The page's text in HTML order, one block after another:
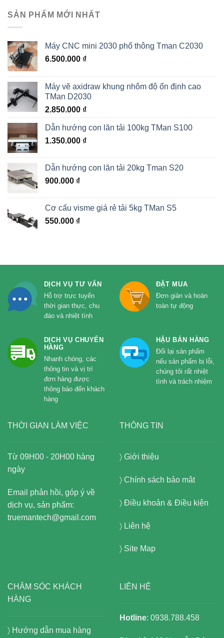
SẢN PHẨM MỚI NHẤT
Máy CNC mini 2030 phổ thông Tman C2030
6.500.000 ₫
Máy vẽ axidraw khung nhôm độ ổn định cao
TMan D2030
2.850.000 ₫
Dẫn hướng con lăn tải 100kg TMan S100
1.350.000 ₫
Dẫn hướng con lăn tải 20kg Tman S20
900.000 ₫
Cơ cấu visme giá rẻ tải 5kg TMan S5
550.000 ₫
DỊCH VỤ TƯ VẤN
Hỗ trợ trực tuyến
thời gian thực, chu
đáo và nhiệt tình
ĐẶT MUA
Đơn giản và hoàn
toàn tự động
DỊCH VỤ CHUYỂN
HÀNG
Nhanh chóng, các
thông tin và vị trí
đơn hàng được
thông báo đến khách
hàng
HẬU BÁN HÀNG
Đổi lại sản phẩm
nếu sản phẩm bị lỗi,
chúng tôi rất nhiệt
tình và trách nhiệm
THỜI GIAN LÀM VIỆC
Từ 09H00 - 20H00 hàng
ngày
Email phản hồi, góp ý về
dịch vụ, sản phẩm:
truemantech@gmail.com
THÔNG TIN
〉 Giới thiệu
〉 Chính sách bảo mât
〉 Điều khoản & Điều kiện
〉 Liên hệ
〉 Site Map
CHĂM SÓC KHÁCH
HÀNG
〉 Hướng dẫn mua hàng
LIÊN HỆ
Hotline: 0938.788.458